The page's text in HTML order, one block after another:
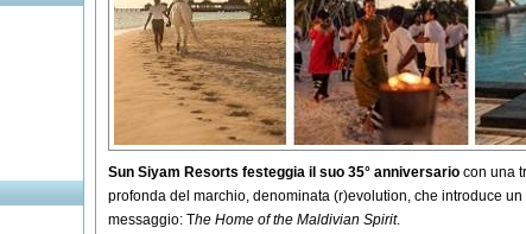
Sun Siyam Resorts festeggia il suo 35° anniversario con una
profonda del marchio, denominata (r)evolution, che introduce un
messaggio: The Home of the Maldivian Spirit.